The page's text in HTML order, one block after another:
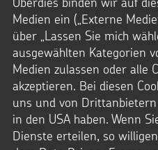
Rolando (17) blüht beim
Datei Info
Dateityp: JPG
Dateigröße: 756,3 KB
© Florian Kopp / Kindermissionswerk
Downloads
Medien ein („Externe
über „Lassen Sie mich
ausgewählten Kategorien
Medien zulassen oder alle
akzeptieren. Bei diesen
uns und von
in den USA haben. Wenn
Dienste erteilen, so